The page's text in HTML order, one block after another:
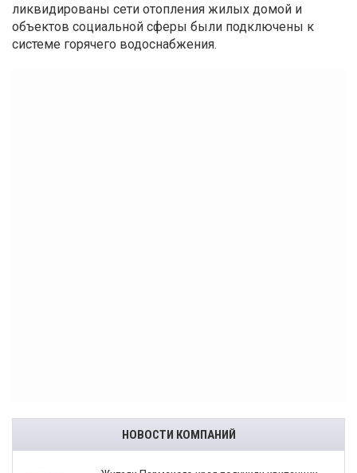
ликвидированы сети отопления жилых домой и
объектов социальной сферы были подключены к
системе горячего водоснабжения.
НОВОСТИ КОМПАНИЙ